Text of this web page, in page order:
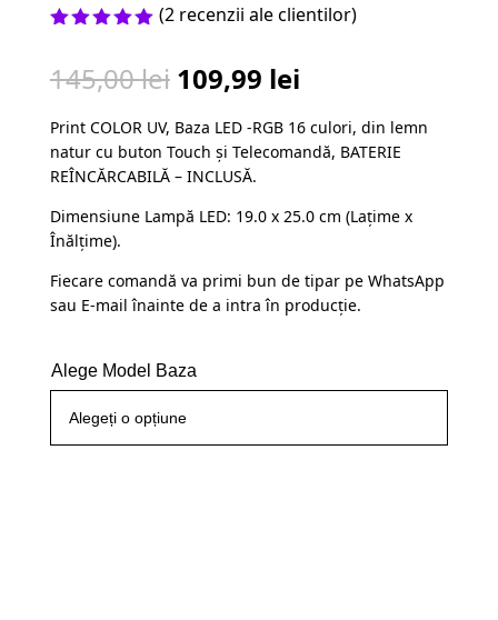
pe baza a
evaluări
clienți
(2 recenzii ale clientilor)
145,00lei Prețul
a
fost:
109,99 leiPrețul
este:
109,99 lei.
Print COLOR UV, Baza LED -RGB 16 culori, din lemn
natur cu buton Touch și Telecomandă, BATERIE
REÎNCĂRCABILĂ – INCLUSĂ.
Dimensiune Lampă LED: 19.0 x 25.0 cm (Lațime x
Înălțime).
Fiecare comandă va primi bun de tipar pe WhatsApp
sau E-mail înainte de a intra în producție.
Alege Model Baza